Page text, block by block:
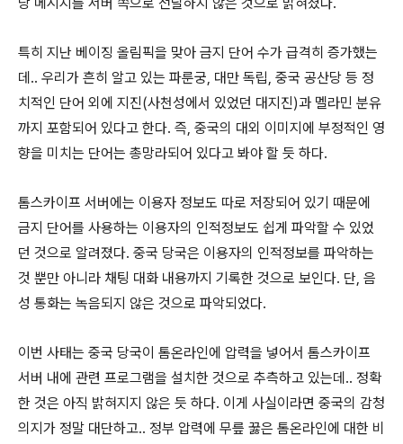
특히 지난 베이징 올림픽을 맞아 금지 단어 수가 급격히 증가했는
데.. 우리가 흔히 알고 있는 파룬궁, 대만 독립, 중국 공산당 등 정
치적인 단어 외에 지진(사천성에서 있었던 대지진)과 멜라민 분유
까지 포함되어 있다고 한다. 즉, 중국의 대외 이미지에 부정적인 영
향을 미치는 단어는 총망라되어 있다고 봐야 할 듯 하다.
톰스카이프 서버에는 이용자 정보도 따로 저장되어 있기 때문에
금지 단어를 사용하는 이용자의 인적정보도 쉽게 파악할 수 있었
던 것으로 알려졌다. 중국 당국은 이용자의 인적정보를 파악하는
것 뿐만 아니라 채팅 대화 내용까지 기록한 것으로 보인다. 단, 음
성 통화는 녹음되지 않은 것으로 파악되었다.
이번 사태는 중국 당국이 톰온라인에 압력을 넣어서 톰스카이프
서버 내에 관련 프로그램을 설치한 것으로 추측하고 있는데.. 정확
한 것은 아직 밝혀지지 않은 듯 하다. 이게 사실이라면 중국의 감청
의지가 정말 대단하고.. 정부 압력에 무릎 꿇은 톰온라인에 대한 비